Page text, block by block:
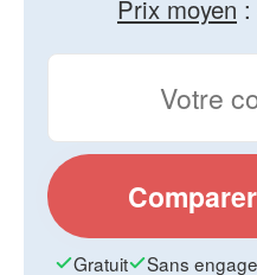
Prix moyen :
Gratuit Sans